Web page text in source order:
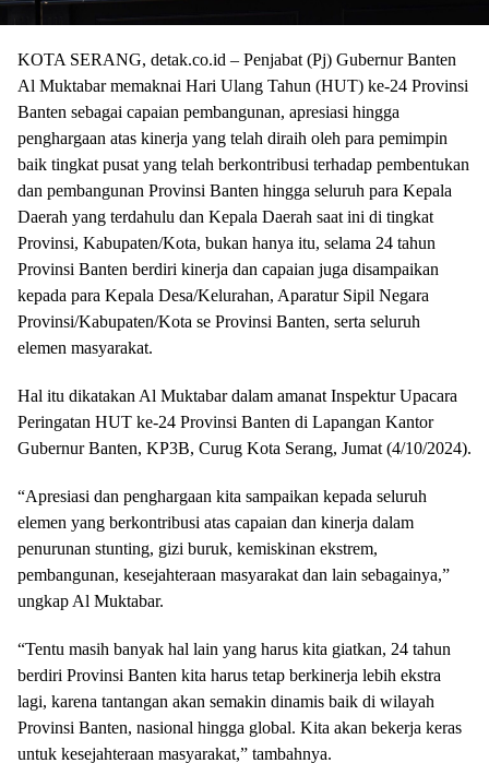
KOTA SERANG, detak.co.id – Penjabat (Pj) Gubernur Banten
Al Muktabar memaknai Hari Ulang Tahun (HUT) ke-24 Provinsi
Banten sebagai capaian pembangunan, apresiasi hingga
penghargaan atas kinerja yang telah diraih oleh para pemimpin
baik tingkat pusat yang telah berkontribusi terhadap pembentukan
dan pembangunan Provinsi Banten hingga seluruh para Kepala
Daerah yang terdahulu dan Kepala Daerah saat ini di tingkat
Provinsi, Kabupaten/Kota, bukan hanya itu, selama 24 tahun
Provinsi Banten berdiri kinerja dan capaian juga disampaikan
kepada para Kepala Desa/Kelurahan, Aparatur Sipil Negara
Provinsi/Kabupaten/Kota se Provinsi Banten, serta seluruh
elemen masyarakat.
Hal itu dikatakan Al Muktabar dalam amanat Inspektur Upacara
Peringatan HUT ke-24 Provinsi Banten di Lapangan Kantor
Gubernur Banten, KP3B, Curug Kota Serang, Jumat (4/10/2024).
“Apresiasi dan penghargaan kita sampaikan kepada seluruh
elemen yang berkontribusi atas capaian dan kinerja dalam
penurunan stunting, gizi buruk, kemiskinan ekstrem,
pembangunan, kesejahteraan masyarakat dan lain sebagainya,”
ungkap Al Muktabar.
“Tentu masih banyak hal lain yang harus kita giatkan, 24 tahun
berdiri Provinsi Banten kita harus tetap berkinerja lebih ekstra
lagi, karena tantangan akan semakin dinamis baik di wilayah
Provinsi Banten, nasional hingga global. Kita akan bekerja keras
untuk kesejahteraan masyarakat,” tambahnya.